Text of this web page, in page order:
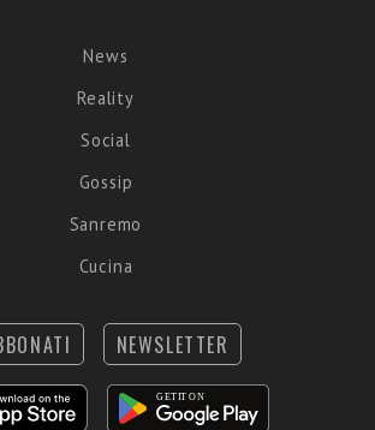
News
Reality
Social
Gossip
Sanremo
Cucina
NEWSLETTER